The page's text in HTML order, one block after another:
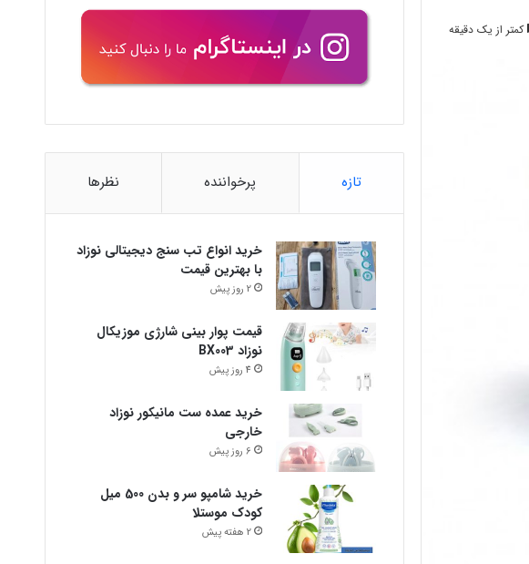
کمتر از یک دقیقه
تازه پرخواننده نظرها
خرید انواع تب سنج دیجیتالی نوزاد
با بهترین قیمت
2 روز پیش
قیمت پوار بینی شارژی موزیکال
نوزاد BX003
4 روز پیش
خرید عمده ست مانیکور نوزاد
خارجی
6 روز پیش
خرید شامپو سر و بدن 500 میل
کودک موستلا
2 هفته پیش